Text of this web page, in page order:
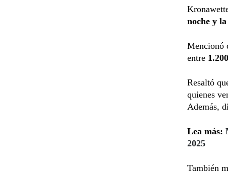
noche y
Mencionó
entre
Resaltó
quienes
Además,
Lea más:
2025
También